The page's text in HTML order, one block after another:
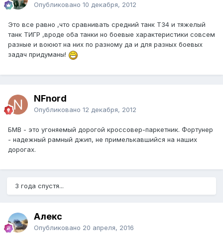
Опубликовано 10 декабря, 2012
Это все равно ,что сравнивать средний танк Т34 и тяжелый
танк ТИГР ,вроде оба танки но боевые характеристики совсем
разные и воюют на них по разному да и для разных боевых
задач придуманы!
NFnord
Опубликовано 12 декабря, 2012
БМВ - это угоняемый дорогой кроссовер-паркетник. Фортунер
- надежный рамный джип, не примелькавшийся на наших
дорогах.
3 года спустя...
Алекс
Опубликовано 20 апреля, 2016